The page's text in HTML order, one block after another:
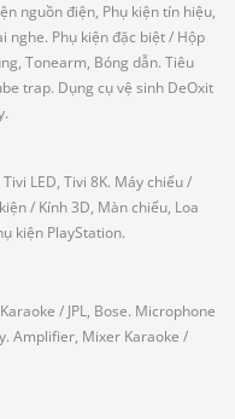
nguồn điện, Phụ kiện tín hiệu,
nghe. Phụ kiện đặc biệt/ Hộp
Tonearm, Bóng dẫn. Tiêu
trap. Dụng cụ vệ sinh DeOxit
LED, Tivi 8K. Máy chiếu/
/ Kính 3D, Màn chiếu, Loa
kiện PlayStation.
/ JPL, Bose. Microphone
Amplifier, Mixer Karaoke /